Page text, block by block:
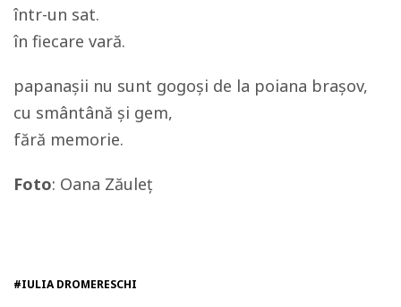
într-un sat.
în fiecare vară.
papanașii nu sunt gogoși de la poiana brașov,
cu smântână și gem,
fără memorie.
Foto: Oana Zăuleț
#IULIA DROMERESCHI